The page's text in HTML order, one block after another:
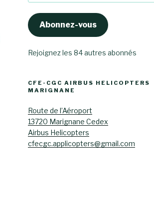
mail
Abonnez-vous
Rejoignez les 84 autres abonnés
CFE-CGC AIRBUS HELICOPTERS
MARIGNANE
Route de l’Aéroport
13720 Marignane Cedex
Airbus Helicopters
cfecgc.applicopters@gmail.com